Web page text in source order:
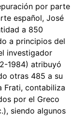
por parte
español, José
a 850
a principios del
investigador
1984) atribuyó
otras 485 a su
Frati, contabiliza
por el Greco
siendo algunos